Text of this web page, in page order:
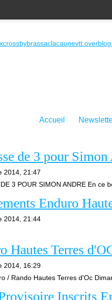
Accueil
de 3 pour Simon
2014, 21:47
DE 3 POUR SIMON ANDRE En ce
Enduro
2014, 21:44
Hautes Terres
2014, 16:29
/ Rando Hautes Terres d'Oc
Inscrits